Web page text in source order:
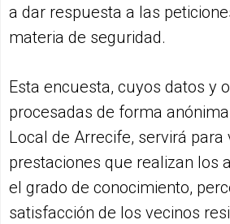
a dar respuesta a las
materia de seguridad.
Esta encuesta, cuyos datos y
procesadas de forma
Local de Arrecife, servirá para
prestaciones que realizan los
el grado de conocimiento,
satisfacción de los vecinos